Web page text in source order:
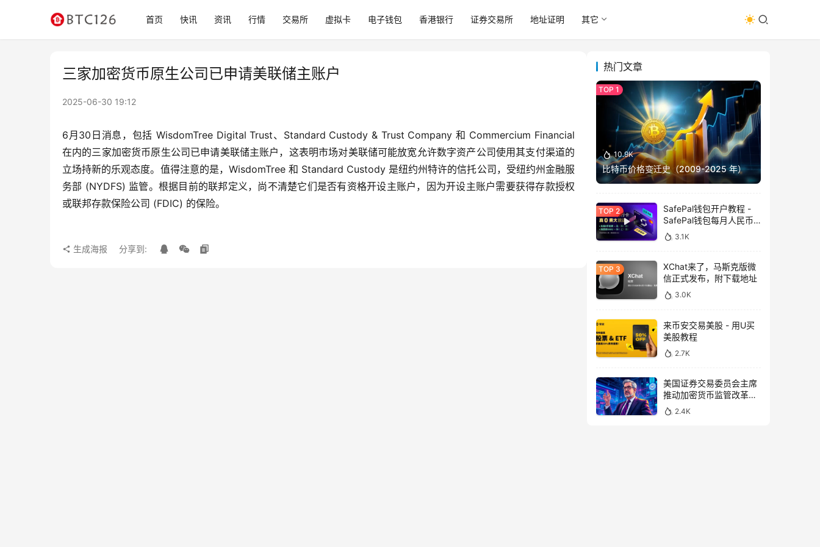
首页 快讯 资讯 行情 交易所 虚拟卡 电子钱包 香港银行 证券交易所 地址证明 其它
三家加密货币原生公司已申请美联储主账户
2025-06-30 19:12
6月30日消息，包括 WisdomTree Digital Trust、Standard Custody & Trust Company 和 Commercium Financial
在内的三家加密货币原生公司已申请美联储主账户，这表明市场对美联储可能放宽允许数字资产公司使用其支付渠道的
立场持新的乐观态度。值得注意的是，WisdomTree 和 Standard Custody 是纽约州特许的信托公司，受纽约州金融服
务部 (NYDFS) 监管。根据目前的联邦定义，尚不清楚它们是否有资格开设主账户，因为开设主账户需要获得存款授权
或联邦存款保险公司 (FDIC) 的保险。
生成海报 分享到:
热门文章
10.9K
比特币价格变迁史（2009-2025 年）
SafePal钱包开户教程 -
SafePal钱包每月人民币
消费前666U享受汇损补
贴
3.1K
XChat来了，马斯克版微
信正式发布，附下载地址
3.0K
来币安交易美股 - 用U买
美股教程
2.7K
美国证券交易委员会主席
推动加密货币监管改革，
力求未来验证
2.4K